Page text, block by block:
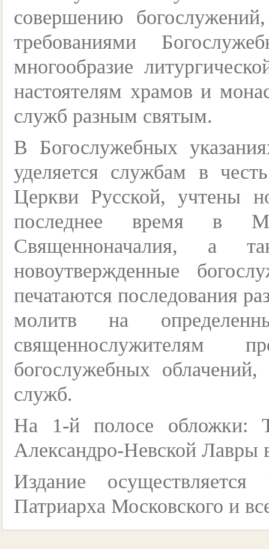
совершению
требованиями
многообразие
настоятелям храмов и
служб разным святым.
В Богослужебных
уделяется службам в
Церкви Русской, учтены
последнее время в
Священноначалия, а
новоутвержденные
печатаются последования
молитв на
священнослужителям
богослужебных облачений,
служб.
На 1-й полосе обложки:
Александро-Невской
Издание
Патриарха Московского и